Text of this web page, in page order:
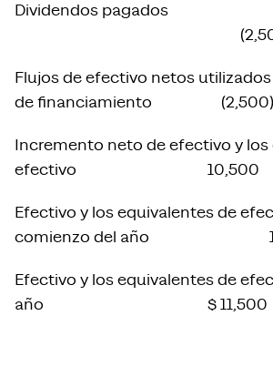
Dividendos pagados
Flujos de efectivo netos
de financiamiento (2,500)
Incremento neto de efectivo y los
efectivo 10,500
Efectivo y los equivalentes de
comienzo del año
Efectivo y los equivalentes de
año $ 11,500